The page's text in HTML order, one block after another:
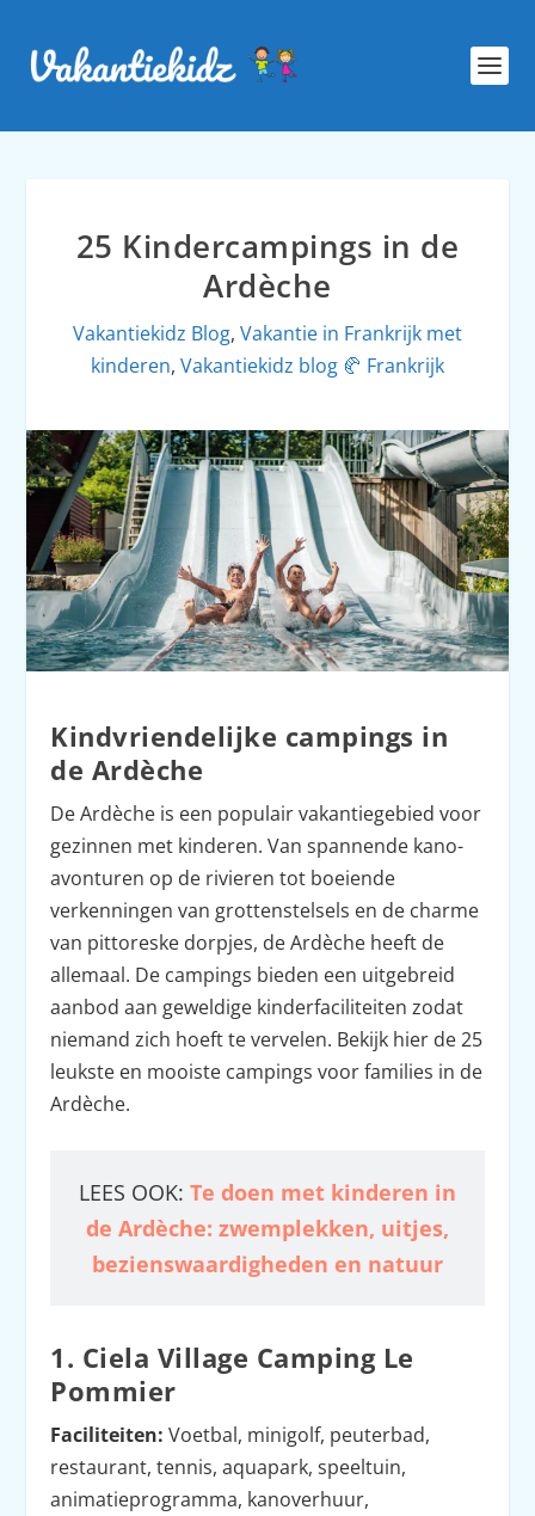
25 Kindercampings in de
Ardèche
Vakantiekidz Blog, Vakantie in Frankrijk met
kinderen, Vakantiekidz blog 🥐 Frankrijk
Kindvriendelijke campings in
de Ardèche
De Ardèche is een populair vakantiegebied voor
gezinnen met kinderen. Van spannende kano-
avonturen op de rivieren tot boeiende
verkenningen van grottenstelsels en de charme
van pittoreske dorpjes, de Ardèche heeft de
allemaal. De campings bieden een uitgebreid
aanbod aan geweldige kinderfaciliteiten zodat
niemand zich hoeft te vervelen. Bekijk hier de 25
leukste en mooiste campings voor families in de
Ardèche.
LEES OOK: Te doen met kinderen in
de Ardèche: zwemplekken, uitjes,
bezienswaardigheden en natuur
1. Ciela Village Camping Le
Pommier
Faciliteiten: Voetbal, minigolf, peuterbad,
restaurant, tennis, aquapark, speeltuin,
animatieprogramma, kanoverhuur,